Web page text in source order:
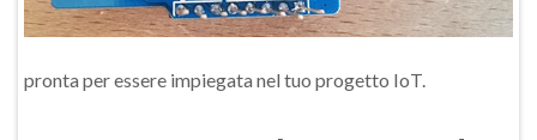
pronta per essere impiegata nel tuo progetto IoT.